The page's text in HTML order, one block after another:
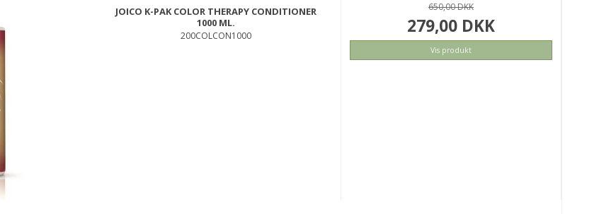
JOICO K-PAK COLOR THERAPY CONDITIONER
1000 ML.
200COLCON1000
650,00 DKK
279,00 DKK
Vis produkt